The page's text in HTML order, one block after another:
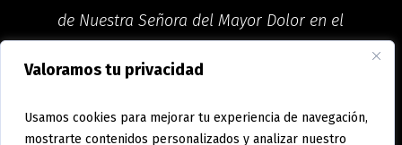
Valoramos tu privacidad
Usamos cookies para mejorar tu experiencia de navegación,
mostrarte contenidos personalizados y analizar nuestro
de Nuestra Señora del Mayor Dolor en el
2026 © Todos los derechos reservados